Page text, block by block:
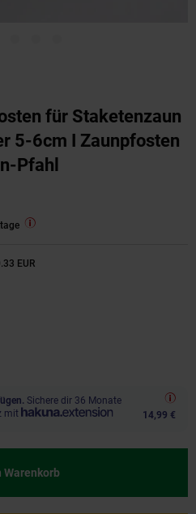
für Staketenzaun
5-6cm I Zaunpfosten
Pfahl
EUR
Sichere dir 36 Monate
mit
14,99 €
Warenkorb